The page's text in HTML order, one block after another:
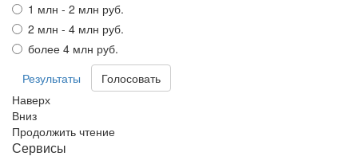
1 млн - 2 млн руб.
2 млн - 4 млн руб.
более 4 млн руб.
Результаты
Наверх
Вниз
Продолжить чтение
Сервисы